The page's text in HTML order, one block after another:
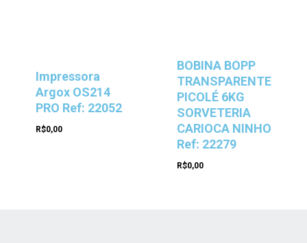
Impressora
Argox OS214
PRO Ref: 22052
R$0,00
BOBINA BOPP
TRANSPARENTE
PICOLÉ 6KG
SORVETERIA
CARIOCA NINHO
Ref: 22279
R$0,00